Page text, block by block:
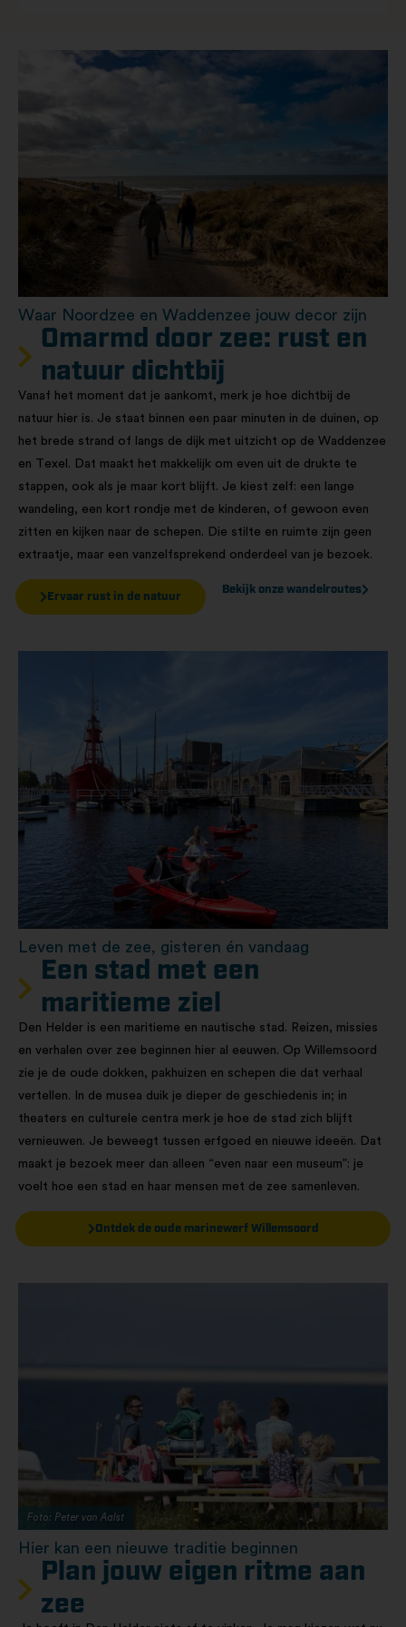
Waar Noordzee en Waddenzee jouw decor zijn
Omarmd door zee: rust en
natuur dichtbij
Vanaf het moment dat je aankomt, merk je hoe dichtbij de
natuur hier is. Je staat binnen een paar minuten in de duinen, op
het brede strand of langs de dijk met uitzicht op de Waddenzee
en Texel. Dat maakt het makkelijk om even uit de drukte te
stappen, ook als je maar kort blijft. Je kiest zelf: een lange
wandeling, een kort rondje met de kinderen, of gewoon even
zitten en kijken naar de schepen. Die stilte en ruimte zijn geen
extraatje, maar een vanzelfsprekend onderdeel van je bezoek.
Ervaar rust in de natuur
Bekijk onze wandelroutes
Leven met de zee, gisteren én vandaag
Een stad met een
maritieme ziel
Den Helder is een maritieme en nautische stad. Reizen, missies
en verhalen over zee beginnen hier al eeuwen. Op Willemsoord
zie je de oude dokken, pakhuizen en schepen die dat verhaal
vertellen. In de musea duik je dieper de geschiedenis in; in
theaters en culturele centra merk je hoe de stad zich blijft
vernieuwen. Je beweegt tussen erfgoed en nieuwe ideeën. Dat
maakt je bezoek meer dan alleen “even naar een museum”: je
voelt hoe een stad en haar mensen met de zee samenleven.
Ontdek de oude marinewerf Willemsoord
Hier kan een nieuwe traditie beginnen
Plan jouw eigen ritme aan
zee
Foto: Peter van Aalst